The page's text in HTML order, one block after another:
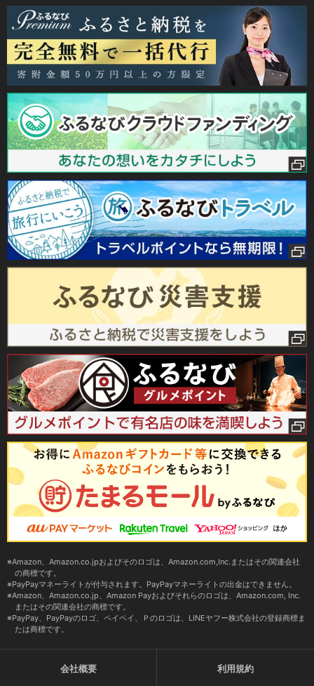
Amazon、Amazon.co.jpおよびそのロゴは、Amazon.com,Inc.またはその関連会社
の商標です。
PayPayマネーライトが付与されます。PayPayマネーライトの出金はできません。
Amazon、Amazon.co.jp、Amazon Payおよびそれらのロゴは、Amazon.com, Inc.
またはその関連会社の商標です。
PayPay、PayPayのロゴ、ペイペイ、Ｐのロゴは、LINEヤフー株式会社の登録商標ま
たは商標です。
会社概要 利用規約